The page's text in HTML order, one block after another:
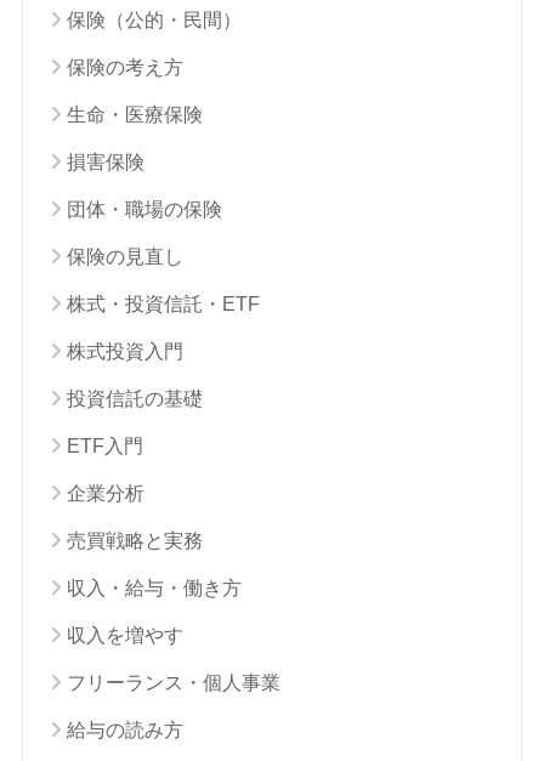
保険（公的・民間）
保険の考え方
生命・医療保険
損害保険
団体・職場の保険
保険の見直し
株式・投資信託・ETF
株式投資入門
投資信託の基礎
ETF入門
企業分析
売買戦略と実務
収入・給与・働き方
収入を増やす
フリーランス・個人事業
給与の読み方